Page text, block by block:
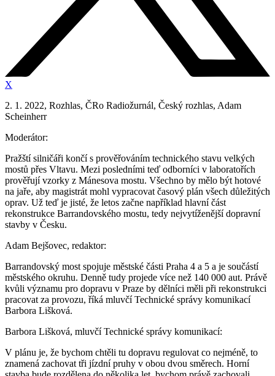
X
2. 1. 2022, Rozhlas, ČRo Radiožurnál, Český rozhlas, Adam
Scheinherr
Moderátor:
Pražští silničáři končí s prověřováním technického stavu velkých
mostů přes Vltavu. Mezi posledními teď odborníci v laboratořích
prověřují vzorky z Mánesova mostu. Všechno by mělo být hotové
na jaře, aby magistrát mohl vypracovat časový plán všech důležitých
oprav. Už teď je jisté, že letos začne například hlavní část
rekonstrukce Barrandovského mostu, tedy nejvytíženější dopravní
stavby v Česku.
Adam Bejšovec, redaktor:
Barrandovský most spojuje městské části Praha 4 a 5 a je součástí
městského okruhu. Denně tudy projede více než 140 000 aut. Právě
kvůli významu pro dopravu v Praze by dělníci měli při rekonstrukci
pracovat za provozu, říká mluvčí Technické správy komunikací
Barbora Lišková.
Barbora Lišková, mluvčí Technické správy komunikací:
V plánu je, že bychom chtěli tu dopravu regulovat co nejméně, to
znamená zachovat tři jízdní pruhy v obou dvou směrech. Horní